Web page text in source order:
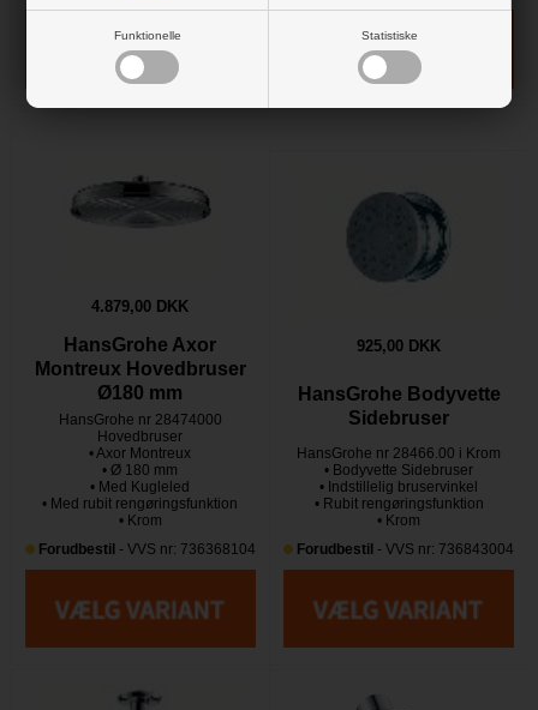
Funktionelle Statistiske
4.879,00 DKK
HansGrohe Axor
Montreux Hovedbruser
Ø180 mm
HansGrohe nr 28474000
Hovedbruser
• Axor Montreux
• Ø 180 mm
• Med Kugleled
• Med rubit rengøringsfunktion
• Krom
Forudbestil - VVS nr: 736368104
925,00 DKK
HansGrohe Bodyvette
Sidebruser
HansGrohe nr 28466.00 i Krom
• Bodyvette Sidebruser
• Indstillelig bruservinkel
• Rubit rengøringsfunktion
• Krom
Forudbestil - VVS nr: 736843004